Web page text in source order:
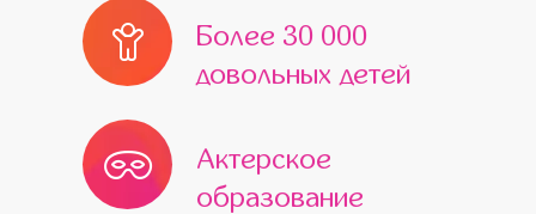
Более 30 000
довольных детей
Актерское
образование